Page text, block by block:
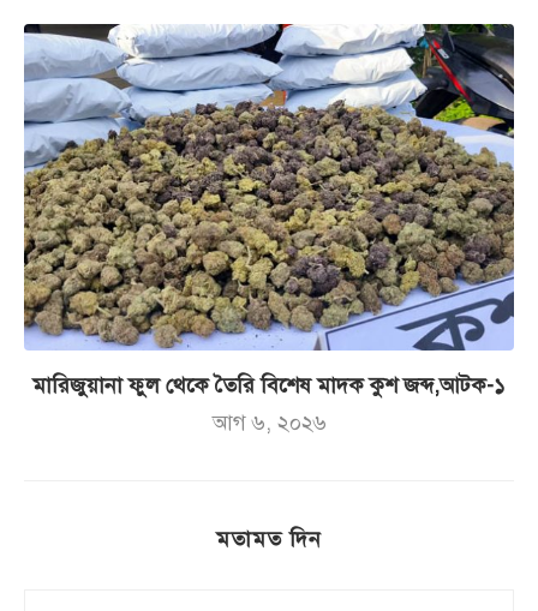
মারিজুয়ানা ফুল থেকে তৈরি বিশেষ মাদক কুশ জব্দ,আটক-১
আগ ৬, ২০২৬
মতামত দিন